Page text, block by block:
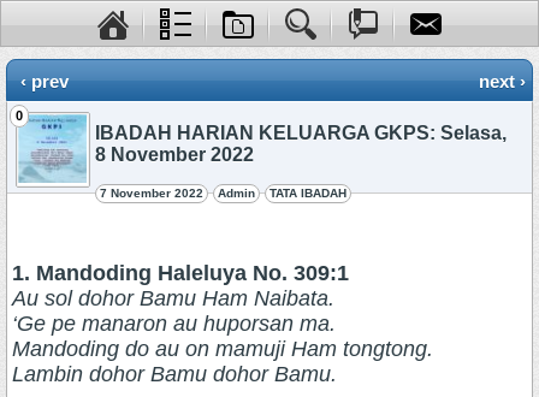
‹ prev next ›
0
IBADAH HARIAN KELUARGA GKPS: Selasa,
8 November 2022
7 November 2022 Admin TATA IBADAH
1. Mandoding Haleluya No. 309:1
Au sol dohor Bamu Ham Naibata.
‘Ge pe manaron au huporsan ma.
Mandoding do au on mamuji Ham tongtong.
Lambin dohor Bamu dohor Bamu.